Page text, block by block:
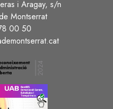
i Aragay, s/n
Montserrat
00 50